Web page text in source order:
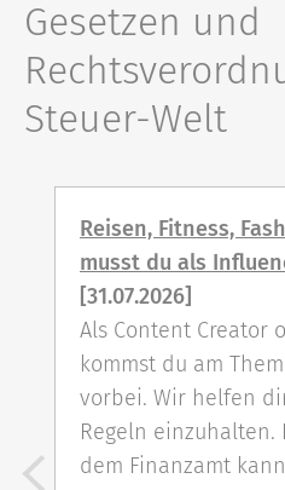
Gesetzen und
Steuer-Welt
Reisen, Fitness,
musst du als
[31.07.2026]
Als Content Creator
kommst du am
vorbei. Wir helfen
Regeln einzuhalten.
dem Finanzamt